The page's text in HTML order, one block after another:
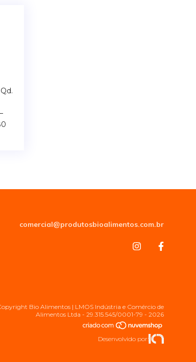
comercial@produtosbioalimentos.com.br
Bio Alimentos | LMOS Indústria e Comércio de
Alimentos Ltda - 29.315.545/0001-79 - 2026
Desenvolvido por: